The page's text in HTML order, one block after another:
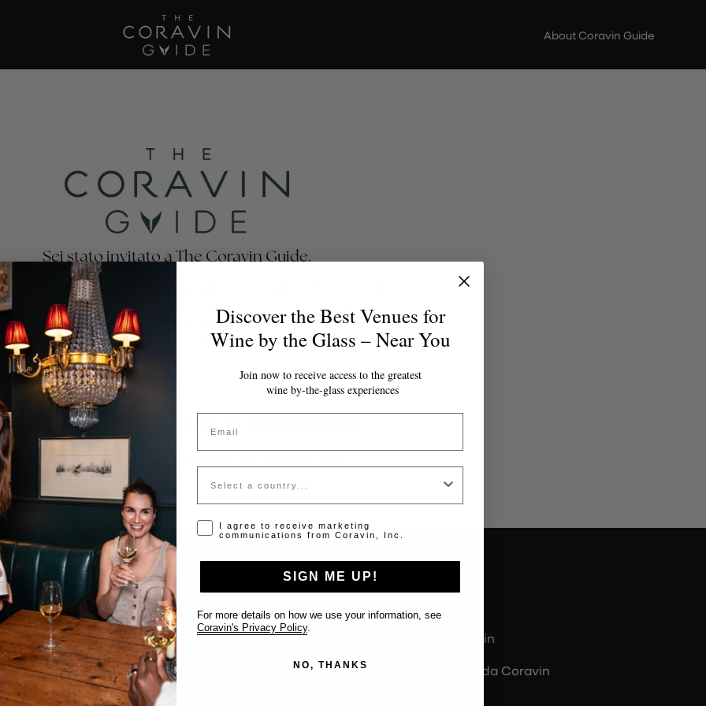
About Coravin Guide
Sei stato invitato a The Coravin Guide.
Guide mette in risalto i programmi di vino al bicchiere di
bar, hotel e club privati che celebrano la varietà e la scoperta
affinché gli amanti del vino possano trovare il calice perfetto
per ogni occasione.
LE MODIFICHE VENGONO SALVATE AUTOMATICAMENTE MENTRE COMPILI IL MODULO.
non valido o scaduto
prega di contattare l'amministratore per un token valido.
Supporto
Contattaci
Inserisci il tuo locale
FAQ’s
Informazioni su Coravin
Informazioni sulla Guida Coravin
Discover the Best Venues for
Wine by the Glass – Near You
Join now to receive access to the greatest
wine by-the-glass experiences
Email
Country
Opt-in disclaimer
I agree to receive marketing
communications from Coravin, Inc.
SIGN ME UP!
For more details on how we use your information, see
Coravin's Privacy Policy
NO, THANKS